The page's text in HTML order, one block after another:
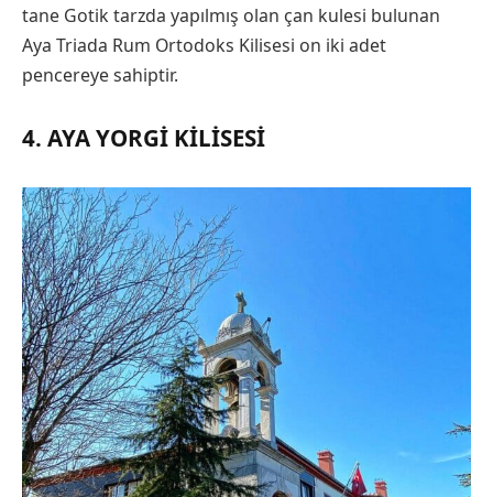
tane Gotik tarzda yapılmış olan çan kulesi bulunan
Aya Triada Rum Ortodoks Kilisesi on iki adet
pencereye sahiptir.
4. AYA YORGI KILISESI